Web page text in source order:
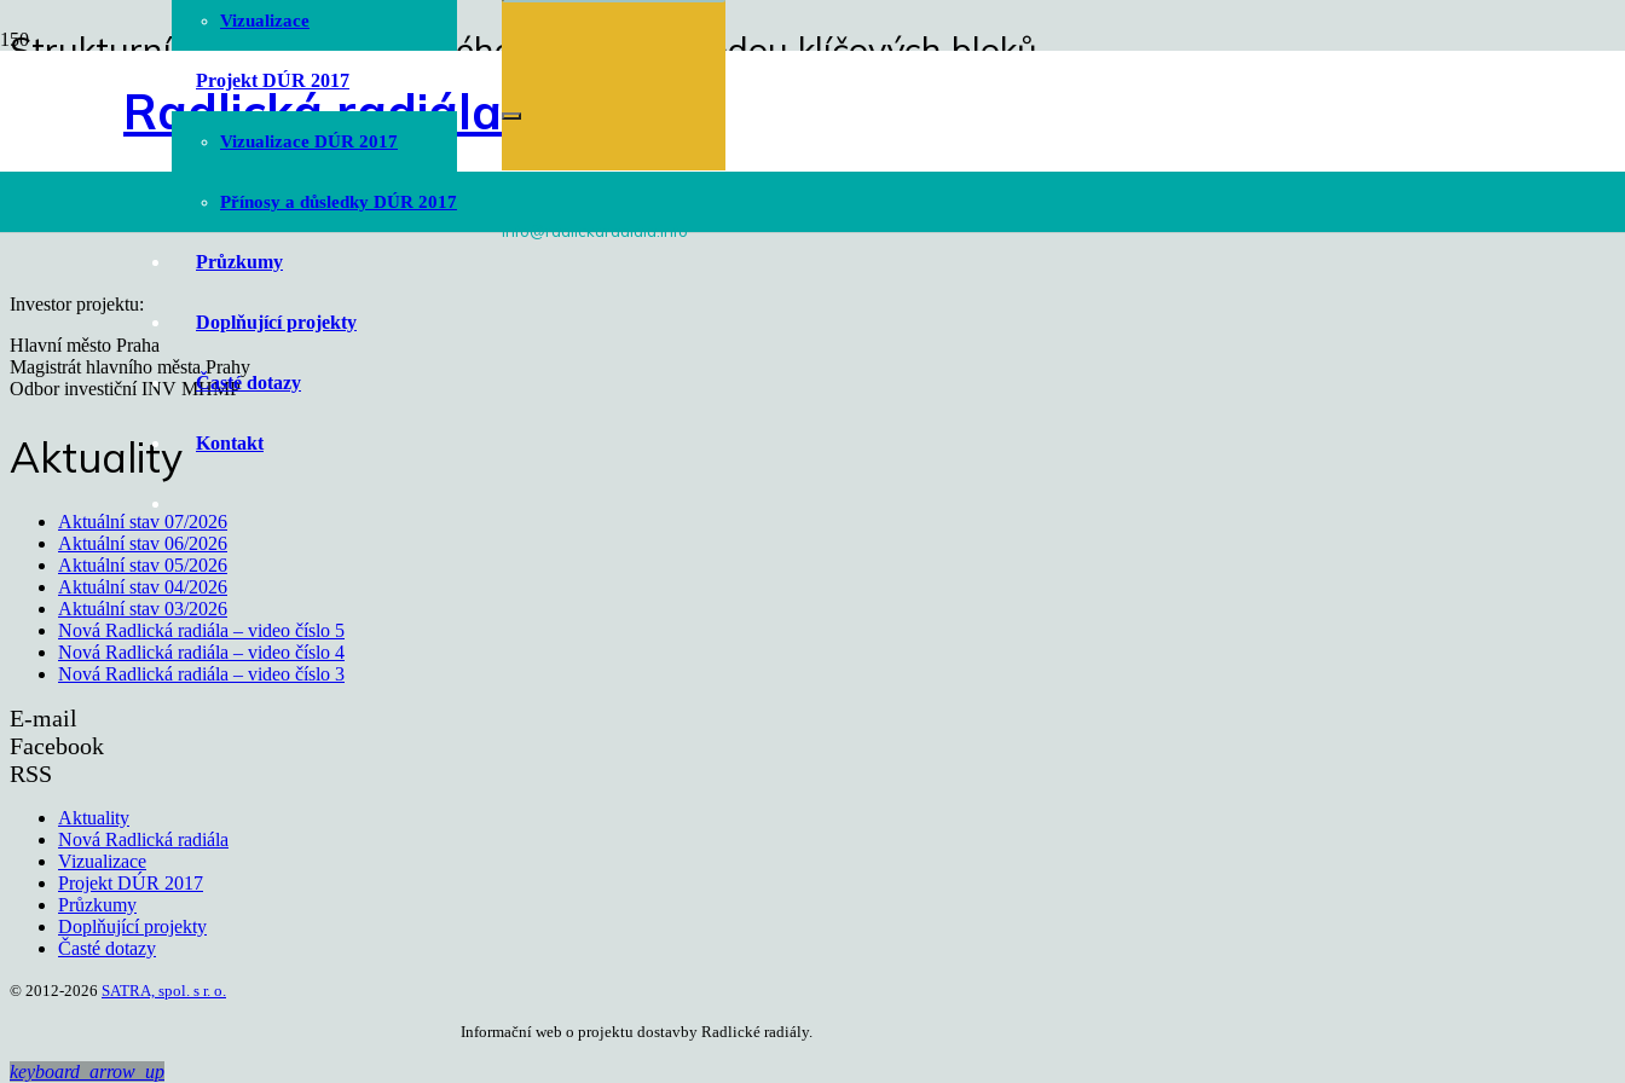
Radlická radiála
info@radlickaradiala.info
Vizualizace
Projekt DÚR 2017
Vizualizace DÚR 2017
Přínosy a důsledky DÚR 2017
Průzkumy
Doplňující projekty
Časté dotazy
Kontakt
Strukturní analýza horninového masivu metodou klíčových bloků
Obr. 3 Strukturní analýza horninového masivu metodou klíčových bloků
Investor projektu:
Hlavní město Praha
Magistrát hlavního města Prahy
Odbor investiční INV MHMP
Aktuality
Aktuální stav 07/2026
Aktuální stav 06/2026
Aktuální stav 05/2026
Aktuální stav 04/2026
Aktuální stav 03/2026
Nová Radlická radiála – video číslo 5
Nová Radlická radiála – video číslo 4
Nová Radlická radiála – video číslo 3
E-mail
Facebook
RSS
Aktuality
Nová Radlická radiála
Vizualizace
Projekt DÚR 2017
Průzkumy
Doplňující projekty
Časté dotazy
© 2012-2026 SATRA, spol. s r. o.
Informační web o projektu dostavby Radlické radiály.
keyboard_arrow_up